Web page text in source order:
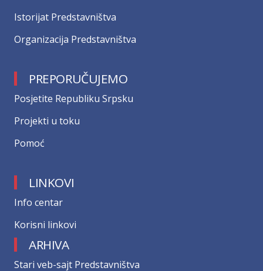
Istorijat Predstavništva
Organizacija Predstavništva
PREPORUČUJEMO
Posjetite Republiku Srpsku
Projekti u toku
Pomoć
LINKOVI
Info centar
Korisni linkovi
ARHIVA
Stari veb-sajt Predstavništva